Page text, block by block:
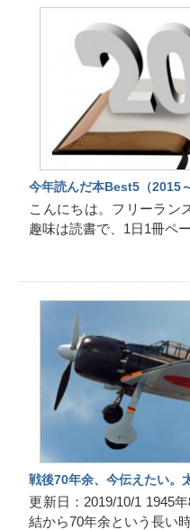
今年読んだ本Best5（2015
こんにちは。フリーラン
趣味は読書で、1日1冊ペ
戦後70年余、今伝えたい。
更新日：2019/10/1 1945
結から70年余という長い